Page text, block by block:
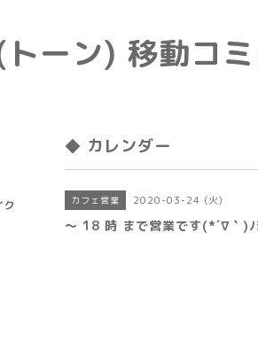
ーン) 移動コミ
◆ カレンダー
カフェ営業 2020-03-24 (火)
〜 18 時 まで営業です(*´∇｀